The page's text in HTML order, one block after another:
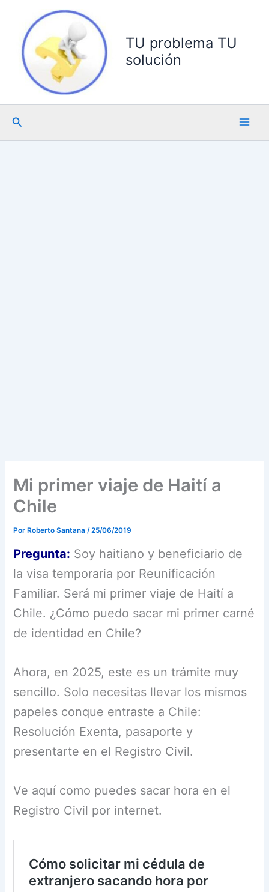
contenido
TU problema TU
solución
Buscar
Mi primer viaje de Haití a
Chile
Por Roberto Santana/25/06/2019
Pregunta: Soy haitiano y beneficiario de
la visa temporaria por Reunificación
Familiar. Será mi primer viaje de Haití a
Chile. ¿Cómo puedo sacar mi primer carné
de identidad en Chile?
Ahora, en 2025, este es un trámite muy
sencillo. Solo necesitas llevar los mismos
papeles conque entraste a Chile:
Resolución Exenta, pasaporte y
presentarte en el Registro Civil.
Ve aquí como puedes sacar hora en el
Registro Civil por internet.